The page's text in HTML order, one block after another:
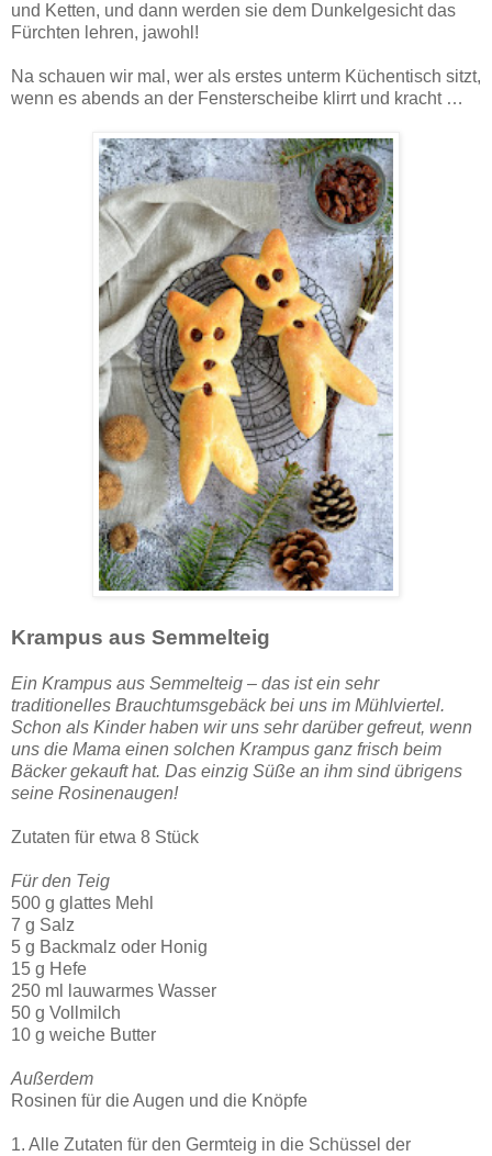
und Ketten, und dann werden sie dem Dunkelgesicht das
Fürchten lehren, jawohl!
Na schauen wir mal, wer als erstes unterm Küchentisch sitzt,
wenn es abends an der Fensterscheibe klirrt und kracht …
Krampus aus Semmelteig
Ein Krampus aus Semmelteig – das ist ein sehr
traditionelles Brauchtumsgebäck bei uns im Mühlviertel.
Schon als Kinder haben wir uns sehr darüber gefreut, wenn
uns die Mama einen solchen Krampus ganz frisch beim
Bäcker gekauft hat. Das einzig Süße an ihm sind übrigens
seine Rosinenaugen!
Zutaten für etwa 8 Stück
Für den Teig
500 g glattes Mehl
7 g Salz
5 g Backmalz oder Honig
15 g Hefe
250 ml lauwarmes Wasser
50 g Vollmilch
10 g weiche Butter
Außerdem
Rosinen für die Augen und die Knöpfe
1. Alle Zutaten für den Germteig in die Schüssel der